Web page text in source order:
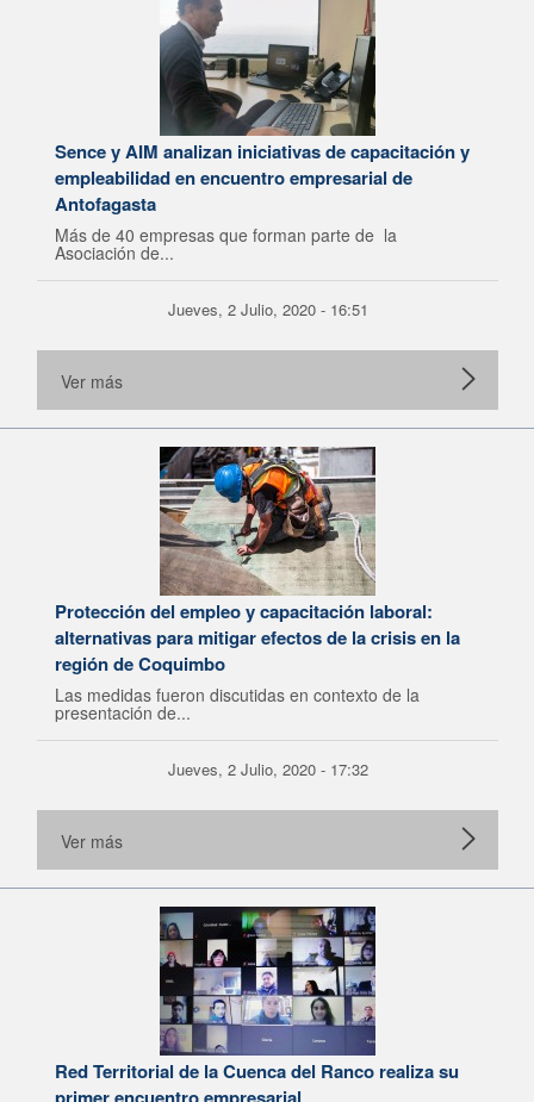
Sence y AIM analizan iniciativas de capacitación y
empleabilidad en encuentro empresarial de
Antofagasta
Más de 40 empresas que forman parte de la
Asociación de...
Jueves, 2 Julio, 2020 - 16:51
Ver más
Protección del empleo y capacitación laboral:
alternativas para mitigar efectos de la crisis en la
región de Coquimbo
Las medidas fueron discutidas en contexto de la
presentación de...
Jueves, 2 Julio, 2020 - 17:32
Ver más
Red Territorial de la Cuenca del Ranco realiza su